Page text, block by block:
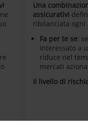
Una
assicurativi
ribilanciata ogni
Fa per te se:
interessato a
riduce nel
mercati
Il livello di